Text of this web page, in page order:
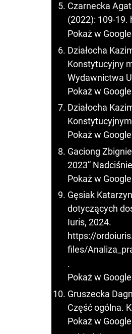
Czarnecka
(2022): 109-19.
Pokaż w
Działocha
Konstytucyjny
Wydawnictwa
Pokaż w
Działocha
Pokaż w
Gaciong
2023”
Pokaż w
Gęsiak
dotyczących
Iuris, 2024.
https://
files/
.
Pokaż w
Gruszecka
Część ogólna.
Pokaż w